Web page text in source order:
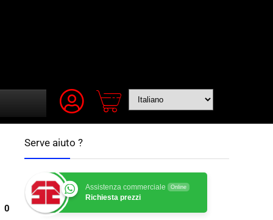
0
Serve aiuto ?
Assistenza commerciale Online
Richiesta prezzi